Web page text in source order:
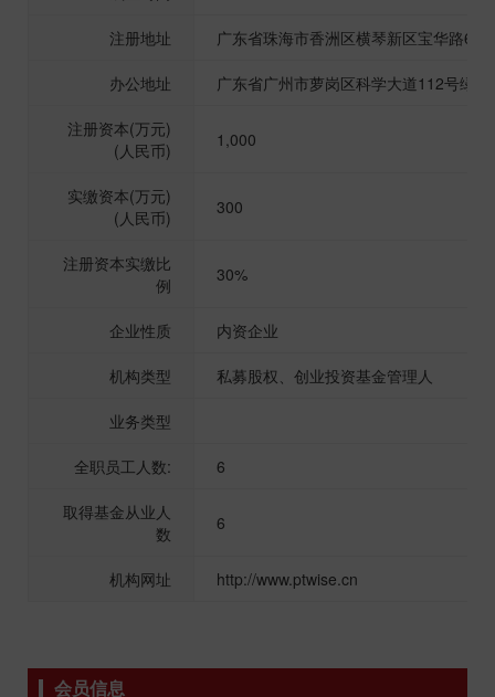
注册地址 广东省珠海市香洲区横琴新区宝华路6
办公地址 广东省广州市萝岗区科学大道112号绿
注册资本(万元)
(人民币)
1,000
实缴资本(万元)
(人民币)
300
注册资本实缴比
例
30%
企业性质 内资企业
机构类型 私募股权、创业投资基金管理人
业务类型
全职员工人数: 6
取得基金从业人
数
6
机构网址 http://www.ptwise.cn
会员信息